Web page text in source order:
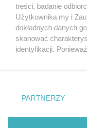
Nie zapomnij
zapoznać się z:
polityką
Twojemiasto
Piekary Śląskie
Chorzów
Tarnowskie Góry
Gliwice
treści, badanie
Użytkownika my i
dokładnych danych
skanować
identyfikacji.
prywatności
. Niektóre rodzaje
zgody użytkownika,
takiemu
PARTNERZY